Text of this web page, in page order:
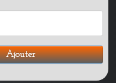
Ajouter